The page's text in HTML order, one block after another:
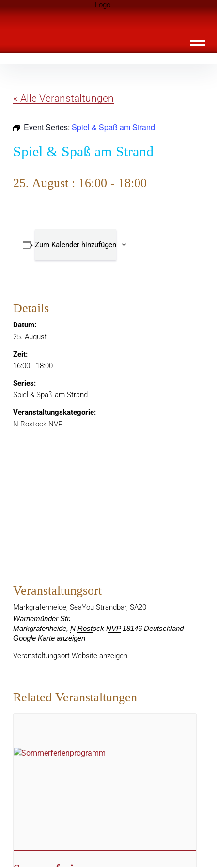
überspringen
Landknirpse – Die Zeitschrift für Leute
« Alle Veranstaltungen
Event Series: Spiel & Spaß am Strand
Spiel & Spaß am Strand
25. August : 16:00 - 18:00
Zum Kalender hinzufügen
Details
Datum:
25. August
Zeit:
16:00 - 18:00
Series:
Spiel & Spaß am Strand
Veranstaltungskategorie:
N Rostock NVP
Veranstaltungsort
Markgrafenheide, SeaYou Strandbar, SA20
Warnemünder Str.
Markgrafenheide, N Rostock NVP 18146 Deutschland
Google Karte anzeigen
Veranstaltungsort-Website anzeigen
Related Veranstaltungen